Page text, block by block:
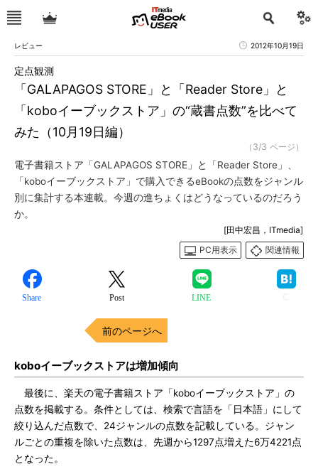
レビュー 2012年10月19日
「GALAPAGOS STORE」と「Reader Store」と
「koboイーブックストア」の“蔵書点数”を比べて
みた（10月19日編）
定点観測
（3/3 ページ）
電子書籍ストア「GALAPAGOS STORE」と「Reader Store」、
「koboイーブックストア」で購入できるeBookの点数をジャンル
別に集計する本連載。今週の進ちょくはどうなっているのだろう
か。
[田中宏昌，ITmedia]
PC用表示
関連情報
Share Post LINE
前のページへ
koboイーブックストアは増加傾向
最後に、楽天の電子書籍ストア「koboイーブックストア」の
点数を掲載する。条件としては、検索で言語を「日本語」にして
絞り込んだ点数で、24ジャンルの点数を記載している。ジャン
ルごとの重複を除いた点数は、先週から1297点増えた6万4221点
となった。